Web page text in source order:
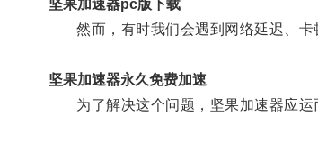
坚果加速器pc版下载
然而，有时我们会遇到网络延迟、卡
坚果加速器永久免费加速
为了解决这个问题，坚果加速器应运